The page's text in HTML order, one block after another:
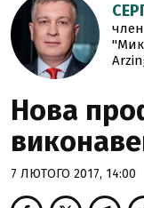
Нова
7 ЛЮТОГО 2017, 14:00